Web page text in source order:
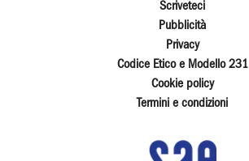
Scriveteci
Pubblicità
Privacy
Codice Etico e Modello 231
Cookie policy
Termini e condizioni